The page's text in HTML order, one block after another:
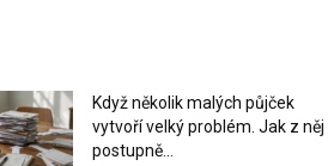
Když několik malých půjček
vytvoří velký problém. Jak z něj
postupně...